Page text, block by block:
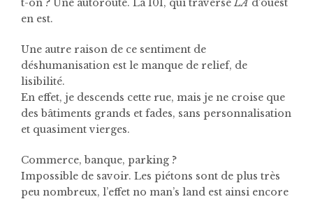
t-on ? Une autoroute. La 101, qui traverseLA d’ouest
en est.
Une autre raison de ce sentiment de
déshumanisation est le manque de relief, de
lisibilité.
En effet, je descends cette rue, mais je ne croise que
des bâtiments grands et fades, sans personnalisation
et quasiment vierges.
Commerce, banque, parking ?
Impossible de savoir. Les piétons sont de plus très
peu nombreux, l’effet no man’s land est ainsi encore